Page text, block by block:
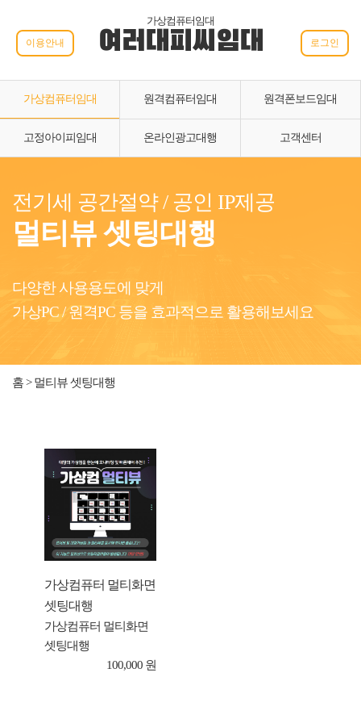
가상컴퓨터임대
여러대피씨임대
이용안내 로그인
가상컴퓨터임대 원격컴퓨터임대 원격폰보드임대
고정아이피임대 온라인광고대행 고객센터
전기세 공간절약 / 공인 IP제공
멀티뷰 셋팅대행
다양한 사용용도에 맞게
가상PC / 원격PC 등을 효과적으로 활용해보세요
홈 > 멀티뷰 셋팅대행
가상컴퓨터 멀티화면
셋팅대행
가상컴퓨터 멀티화면
셋팅대행
100,000 원